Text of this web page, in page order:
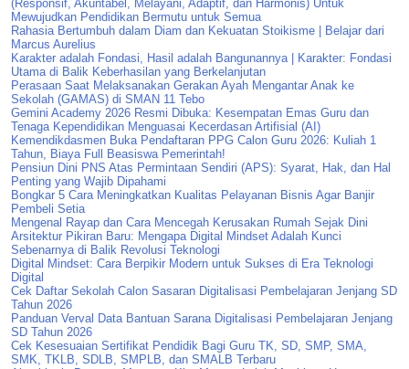
(Responsif, Akuntabel, Melayani, Adaptif, dan Harmonis) Untuk
Mewujudkan Pendidikan Bermutu untuk Semua
Rahasia Bertumbuh dalam Diam dan Kekuatan Stoikisme | Belajar dari
Marcus Aurelius
Karakter adalah Fondasi, Hasil adalah Bangunannya | Karakter: Fondasi
Utama di Balik Keberhasilan yang Berkelanjutan
Perasaan Saat Melaksanakan Gerakan Ayah Mengantar Anak ke
Sekolah (GAMAS) di SMAN 11 Tebo
Gemini Academy 2026 Resmi Dibuka: Kesempatan Emas Guru dan
Tenaga Kependidikan Menguasai Kecerdasan Artifisial (AI)
Kemendikdasmen Buka Pendaftaran PPG Calon Guru 2026: Kuliah 1
Tahun, Biaya Full Beasiswa Pemerintah!
Pensiun Dini PNS Atas Permintaan Sendiri (APS): Syarat, Hak, dan Hal
Penting yang Wajib Dipahami
Bongkar 5 Cara Meningkatkan Kualitas Pelayanan Bisnis Agar Banjir
Pembeli Setia
Mengenal Rayap dan Cara Mencegah Kerusakan Rumah Sejak Dini
Arsitektur Pikiran Baru: Mengapa Digital Mindset Adalah Kunci
Sebenarnya di Balik Revolusi Teknologi
Digital Mindset: Cara Berpikir Modern untuk Sukses di Era Teknologi
Digital
Cek Daftar Sekolah Calon Sasaran Digitalisasi Pembelajaran Jenjang SD
Tahun 2026
Panduan Verval Data Bantuan Sarana Digitalisasi Pembelajaran Jenjang
SD Tahun 2026
Cek Kesesuaian Sertifikat Pendidik Bagi Guru TK, SD, SMP, SMA,
SMK, TKLB, SDLB, SMPLB, dan SMALB Terbaru